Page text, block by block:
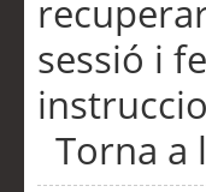
sessió i
Torna a